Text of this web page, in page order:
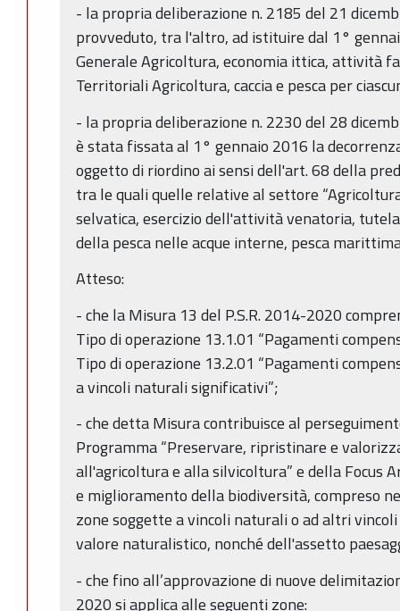
- la propria deliberazione n. 2185 del 21
provveduto, tra l'altro, ad istituire dal 1°
Generale Agricoltura, economia ittica, attività
Territoriali Agricoltura, caccia e pesca per
- la propria deliberazione n. 2230 del 28
è stata fissata al 1° gennaio 2016 la
oggetto di riordino ai sensi dell'art. 68 della
tra le quali quelle relative al settore
selvatica, esercizio dell'attività venatoria,
della pesca nelle acque interne, pesca
Atteso:
- che la Misura 13 del P.S.R. 2014-2020
Tipo di operazione 13.1.01 “Pagamenti
Tipo di operazione 13.2.01 “Pagamenti
a vincoli naturali significativi”;
- che detta Misura contribuisce al
Programma “Preservare, ripristinare e
all'agricoltura e alla silvicoltura” e della Focus
e miglioramento della biodiversità, compreso
zone soggette a vincoli naturali o ad altri
valore naturalistico, nonché dell'assetto
- che fino all’approvazione di nuove
2020 si applica alle seguenti zone: